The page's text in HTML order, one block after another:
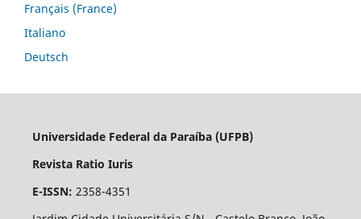
Français (France)
Italiano
Deutsch
Universidade Federal da Paraíba (UFPB)
Revista Ratio Iuris
E-ISSN: 2358-4351